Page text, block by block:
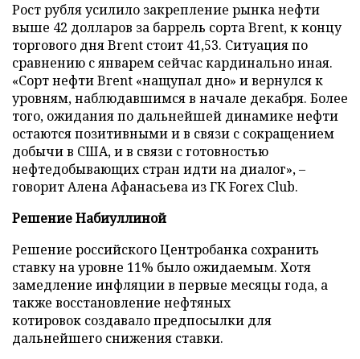
Рост рубля усилило закрепление рынка нефти
выше 42 долларов за баррель сорта Brent, к концу
торгового дня Brent стоит 41,53. Ситуация по
сравнению с январем сейчас кардинально иная.
«Сорт нефти Brent «нащупал дно» и вернулся к
уровням, наблюдавшимся в начале декабря. Более
того, ожидания по дальнейшей динамике нефти
остаются позитивными и в связи с сокращением
добычи в США, и в связи с готовностью
нефтедобывающих стран идти на диалог», –
говорит Алена Афанасьева из ГК Forex Club.
Решение Набиуллиной
Решение российского Центробанка сохранить
ставку на уровне 11% было ожидаемым. Хотя
замедление инфляции в первые месяцы года, а
также восстановление нефтяных
котировок создавало предпосылки для
дальнейшего снижения ставки.